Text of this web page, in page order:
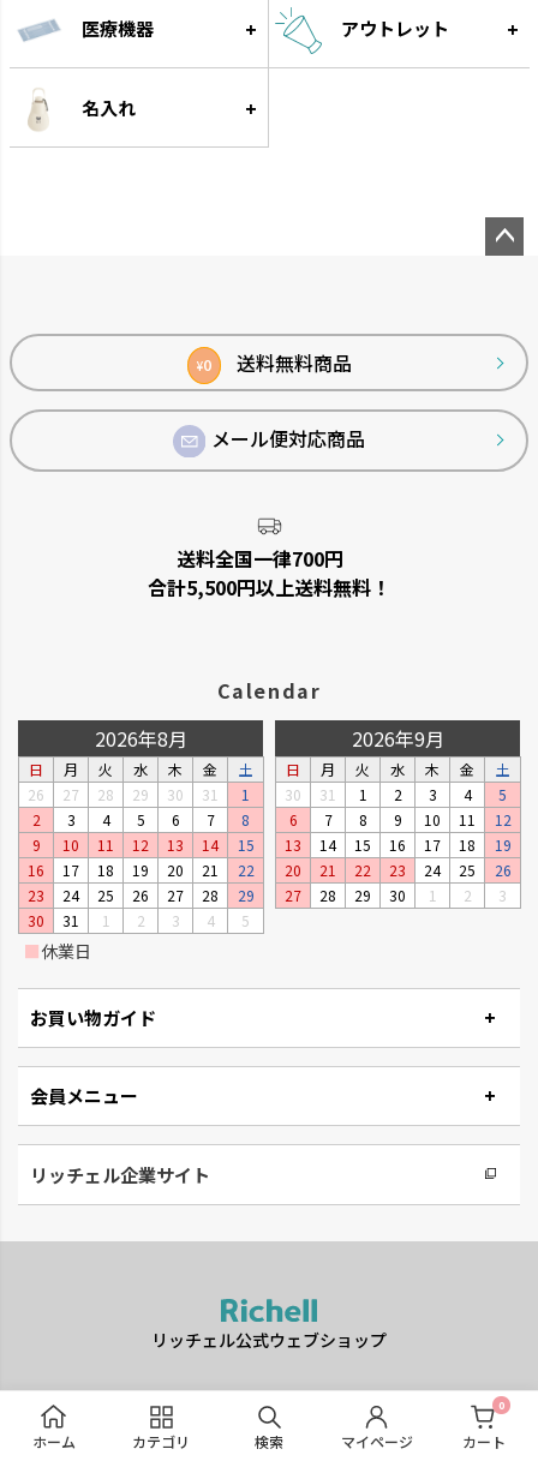
医療機器 アウトレット
名入れ
¥0 送料無料商品
メール便対応商品
送料全国一律700円
合計5,500円以上送料無料！
Calendar
2026年8月
日 月 火 水 木 金
土
26
27 28 29 30 31
1
2
3 4 5 6 7
8
9
10 11 12 13 14
15
16
17 18 19 20 21
22
23
24 25 26 27 28
29
30
31 1 2 3 4 5
2026年9月
日 月 火 水 木 金
土
30
31 1 2 3 4
5
6
7 8 9 10 11
12
13
14 15 16 17 18
19
20
21 22 23 24 25
26
27
28 29 30 1 2 3
■休業日
お買い物ガイド
会員メニュー
リッチェル企業サイト
リッチェル公式ウェブショップ
ップ
へ
Copyright(c) Richell Corporation. All Rights Reserved.
ホーム
カテゴリ 検索 マイページ
0
カート